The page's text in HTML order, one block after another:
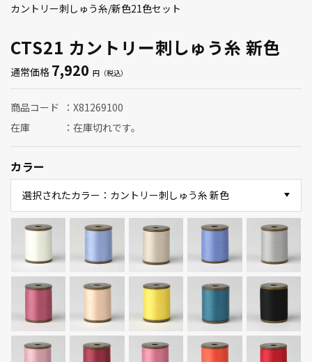
CTS21 カントリー刺しゅう糸 新色
カントリー刺しゅう糸/新色21色セット
通常価格 7,920
商品コード
X81269100
在庫
在庫切れです。
カラー
選択されたカラー：カントリー刺しゅう糸 新色